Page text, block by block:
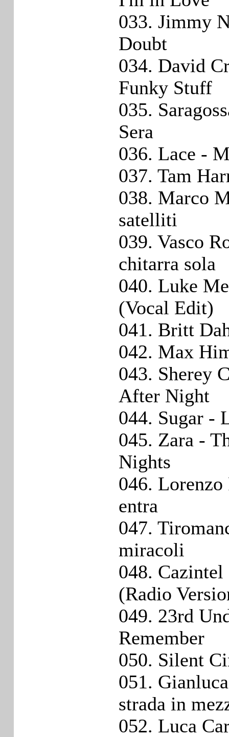
033. Jimmy
Doubt
034. David
Funky Stuff
035.
Sera
036. Lace -
037. Tam
038. Marco
satelliti
039. Vasco
chitarra sola
040. Luke
(Vocal Edit)
041. Britt
042. Max
043. Sherey
After Night
044. Sugar -
045. Zara -
Nights
046.
entra
047.
miracoli
048. Cazintel
(Radio
049. 23rd
Remember
050. Silent
051.
strada in
052. Luca